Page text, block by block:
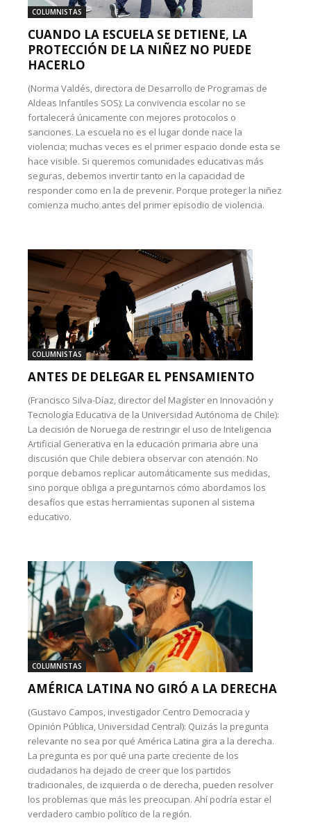
COLUMNISTAS
CUANDO LA ESCUELA SE DETIENE, LA
PROTECCIÓN DE LA NIÑEZ NO PUEDE
HACERLO
(Norma Valdés, directora de Desarrollo de Programas de
Aldeas Infantiles SOS): La convivencia escolar no se
fortalecerá únicamente con mejores protocolos o
sanciones. La escuela no es el lugar donde nace la
violencia; muchas veces es el primer espacio donde esta se
hace visible. Si queremos comunidades educativas más
seguras, debemos invertir tanto en la capacidad de
responder como en la de prevenir. Porque proteger la niñez
comienza mucho antes del primer episodio de violencia.
COLUMNISTAS
ANTES DE DELEGAR EL PENSAMIENTO
(Francisco Silva-Díaz, director del Magíster en Innovación y
Tecnología Educativa de la Universidad Autónoma de Chile):
La decisión de Noruega de restringir el uso de Inteligencia
Artificial Generativa en la educación primaria abre una
discusión que Chile debiera observar con atención. No
porque debamos replicar automáticamente sus medidas,
sino porque obliga a preguntarnos cómo abordamos los
desafíos que estas herramientas suponen al sistema
educativo.
COLUMNISTAS
AMÉRICA LATINA NO GIRÓ A LA DERECHA
(Gustavo Campos, investigador Centro Democracia y
Opinión Pública, Universidad Central): Quizás la pregunta
relevante no sea por qué América Latina gira a la derecha.
La pregunta es por qué una parte creciente de los
ciudadanos ha dejado de creer que los partidos
tradicionales, de izquierda o de derecha, pueden resolver
los problemas que más les preocupan. Ahí podría estar el
verdadero cambio político de la región.